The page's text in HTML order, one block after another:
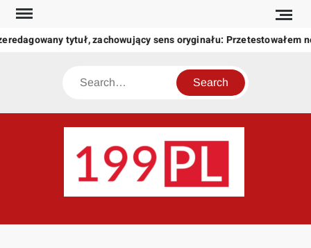
Skip
content
tytuł, zachowujący sens oryginału: Przetestowałem
Search
świat